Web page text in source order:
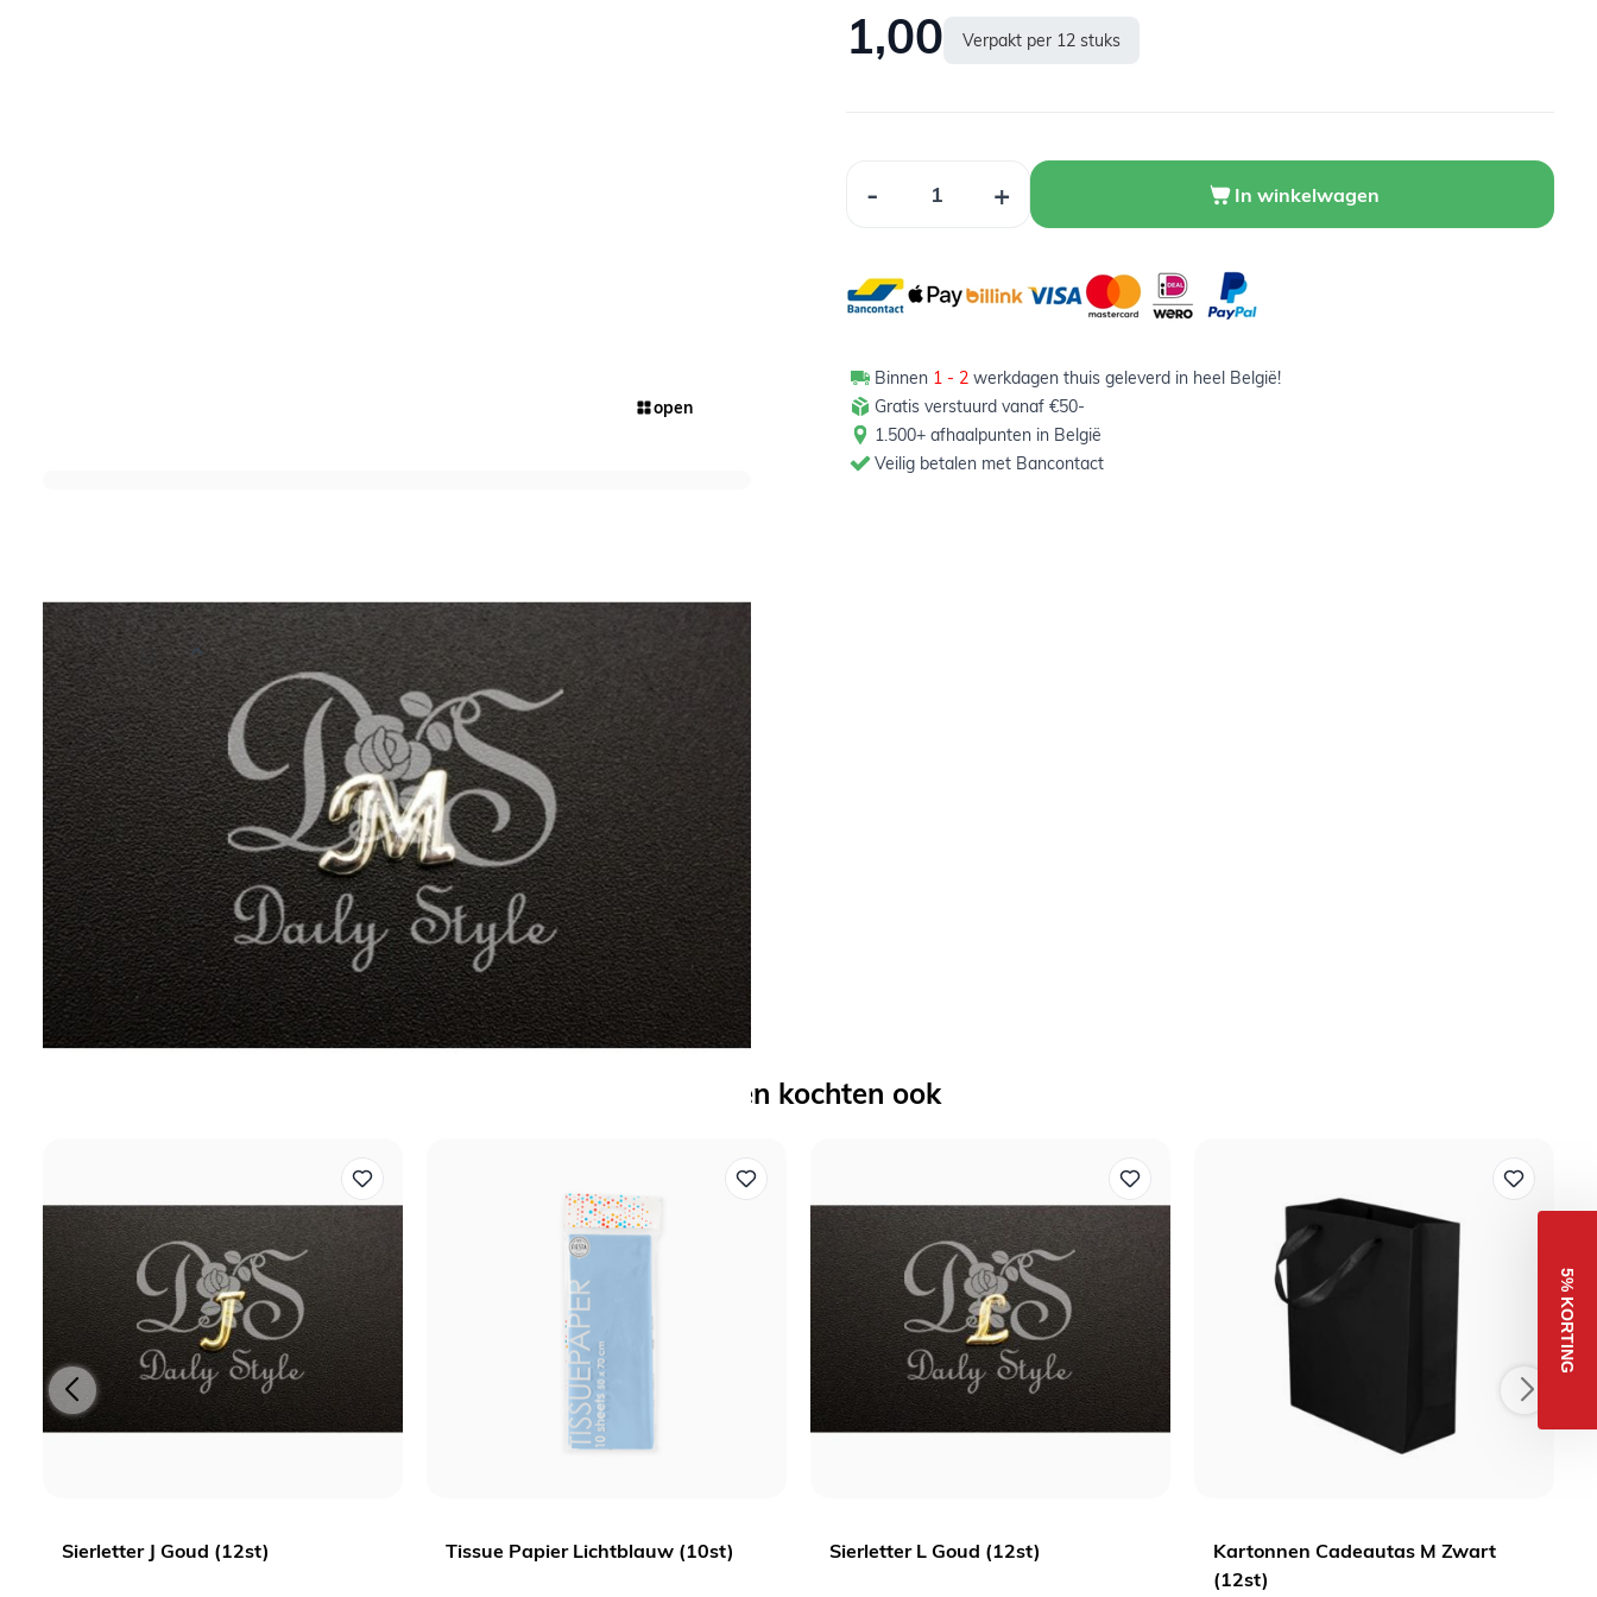
open
en verpakt per 12 stuks
Meer informatie
EAN 8788911125556
Kleur Zilver
Materiaal Plastic
Verpakt per Verpakt per 12 stuks
Afmetingen 1 x 1 cm
Doorsnede 1 cm
Reviews
1,00 Verpakt per 12 stuks
- + In winkelwagen
Binnen 1 - 2 werkdagen thuis geleverd in heel België!
Gratis verstuurd vanaf €50-
1.500+ afhaalpunten in België
Veilig betalen met Bancontact
Anderen kochten ook
Sierletter J Goud (12st) Tissue Papier Lichtblauw (10st) Sierletter L Goud (12st)
Kartonnen Cadeautas M Zwart
(12st)
Welkom bij Daily Style!
Schrijf je in op onze nieuwsbrief en ontvang 5% korting
op je eerste bestelling.
Voornaam
Email